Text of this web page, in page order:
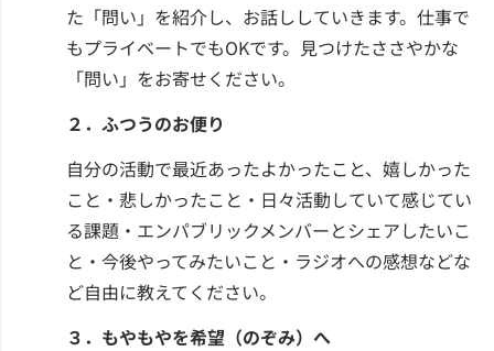
た「問い」を紹介し、お話ししていきます。仕事で
もプライベートでもOKです。見つけたささやかな
「問い」をお寄せください。
２．ふつうのお便り
自分の活動で最近あったよかったこと、嬉しかった
こと・悲しかったこと・日々活動していて感じてい
る課題・エンパブリックメンバーとシェアしたいこ
と・今後やってみたいこと・ラジオへの感想などな
ど自由に教えてください。
３．もやもやを希望（のぞみ）へ